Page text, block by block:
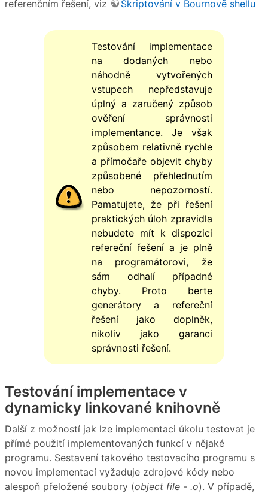
referenčním řešení, viz Skriptování v Bournově shellu
Testování implementace
na dodaných nebo
náhodně vytvořených
vstupech nepředstavuje
úplný a zaručený způsob
ověření správnosti
implementance. Je však
způsobem relativně rychle
a přímočaře objevit chyby
způsobené přehlednutím
nebo nepozorností.
Pamatujete, že při řešení
praktických úloh zpravidla
nebudete mít k dispozici
refereční řešení a je plně
na programátorovi, že
sám odhalí případné
chyby. Proto berte
generátory a refereční
řešení jako doplněk,
nikoliv jako garanci
správnosti řešení.
Testování implementace v
dynamicky linkované knihovně
Další z možností jak lze implementaci úkolu testovat je
přímé použití implementovaných funkcí v nějaké
programu. Sestavení takového testovacího programu s
novou implementací vyžaduje zdrojové kódy nebo
alespoň přeložené soubory (object file - .o). V případě,